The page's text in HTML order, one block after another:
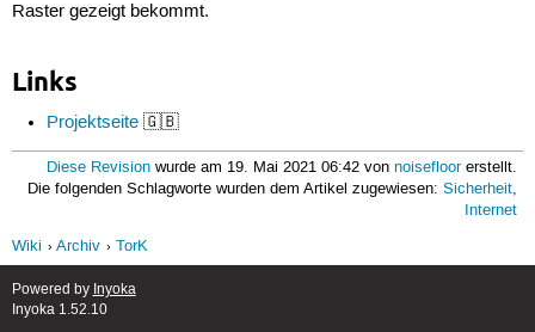
Raster gezeigt bekommt.
Links
Projektseite 🇬🇧
Diese Revision wurde am 19. Mai 2021 06:42 vonnoisefloorerstellt.
Die folgenden Schlagworte wurden dem Artikel zugewiesen:Sicherheit,
Internet
Wiki
Archiv TorK
Powered by Inyoka
Inyoka 1.52.10